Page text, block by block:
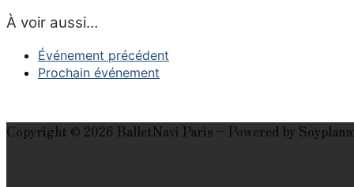
À voir aussi…
Événement précédent
Prochain événement
Copyright © 2026 BalletNavi Paris – Powered by